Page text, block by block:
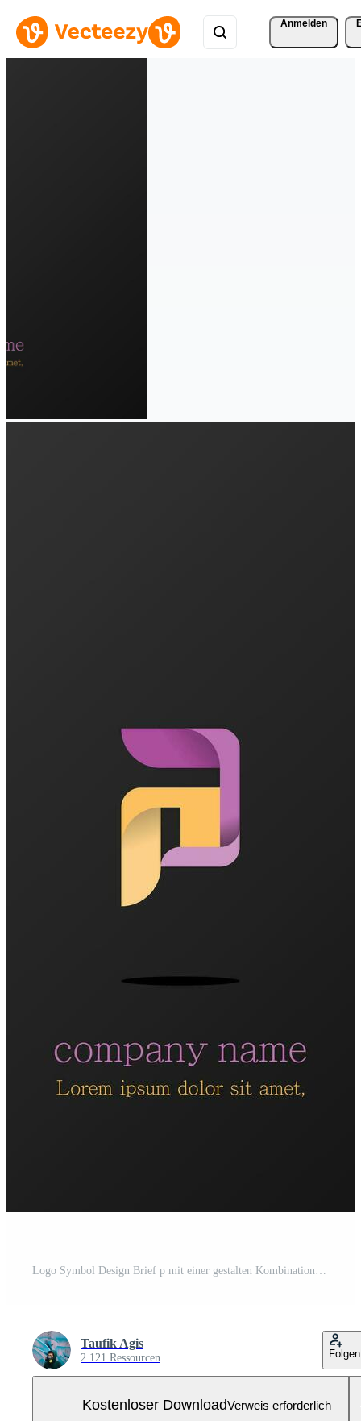
Anmelden
Logo Symbol Design Brief p mit einer gestalten Kombination von Orange und lila Monogramm gestalten modern futuristisch Luxus elegant einfach zum Unternehmen eps 10 Kostenloser Vektor und Kostenloses SVG
Taufik Agis
2.121 Ressourcen Folgen
Kostenloser DownloadVerweis erforderlich